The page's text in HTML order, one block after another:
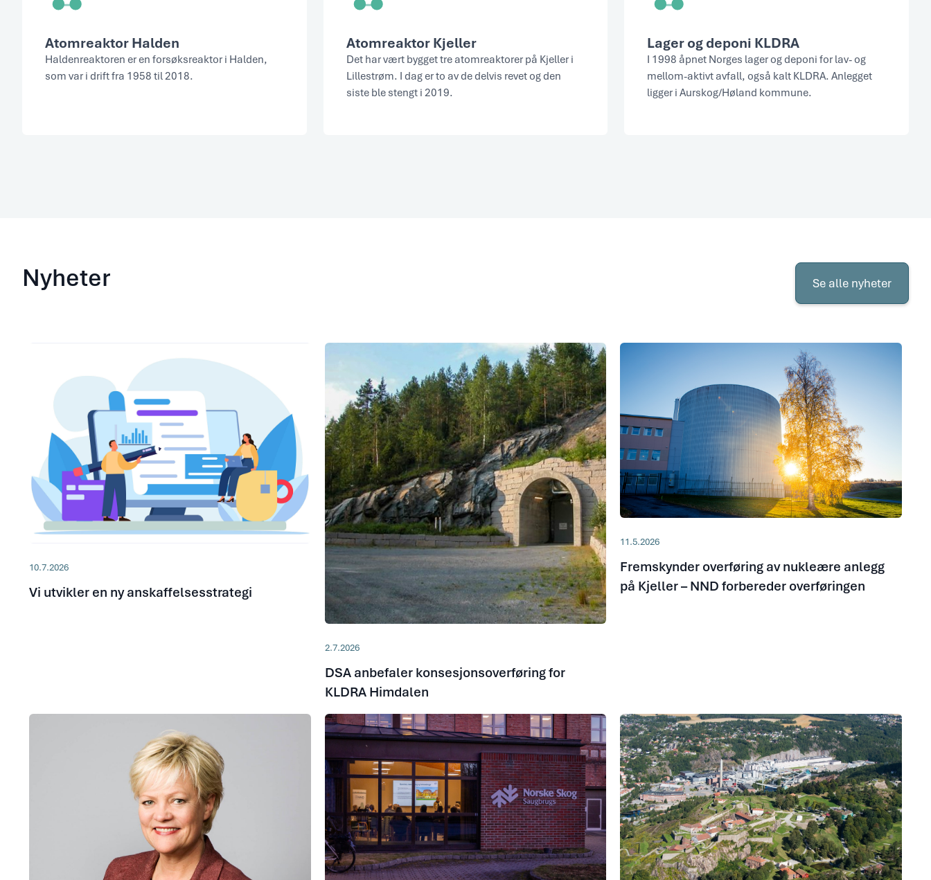
Atomreaktor Halden
Haldenreaktoren er en forsøksreaktor i Halden,
som var i drift fra 1958 til 2018.
Atomreaktor Kjeller
Det har vært bygget tre atomreaktorer på Kjeller i
Lillestrøm. I dag er to av de delvis revet og den
siste ble stengt i 2019.
Lager og deponi KLDRA
I 1998 åpnet Norges lager og deponi for lav- og
mellom-aktivt avfall, også kalt KLDRA. Anlegget
ligger i Aurskog/Høland kommune.
Nyheter Se alle nyheter
Se
alle
10.7.2026
Vi utvikler en ny anskaffelsesstrategi
2.7.2026
DSA anbefaler konsesjonsoverføring for
KLDRA Himdalen
11.5.2026
Fremskynder overføring av nukleære anlegg
på Kjeller – NND forbereder overføringen